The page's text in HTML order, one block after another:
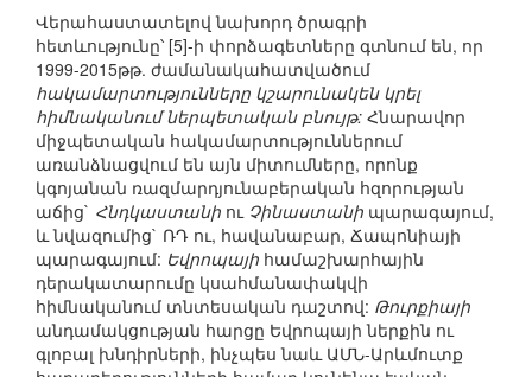
Վերահաստատելով նախորդ ծրագրի
հետևությունը՝ [5]-ի փորձագետները գտնում են, որ
1999-2015թթ. ժամանակահատվածում
հակամարտությունները կշարունակեն կրել
հիմնականում ներպետական բնույթ: Հնարավոր
միջպետական հակամարտություններում
առանձնացվում են այն միտումները, որոնք
կգոյանան ռազմարդյունաբերական հզորության
աճից` Հնդկաստանի ու Չինաստանի պարագայում,
և նվազումից` ՌԴ ու, հավանաբար, Ճապոնիայի
պարագայում: Եվրոպայի համաշխարհային
դերակատարումը կսահմանափակվի
հիմնականում տնտեսական դաշտով: Թուրքիայի
անդամակցության հարցը Եվրոպայի ներքին ու
գլոբալ խնդիրների, ինչպես նաև ԱՄՆ-Արևմուտք